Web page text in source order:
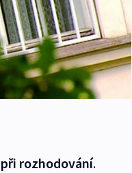
rozhodování.